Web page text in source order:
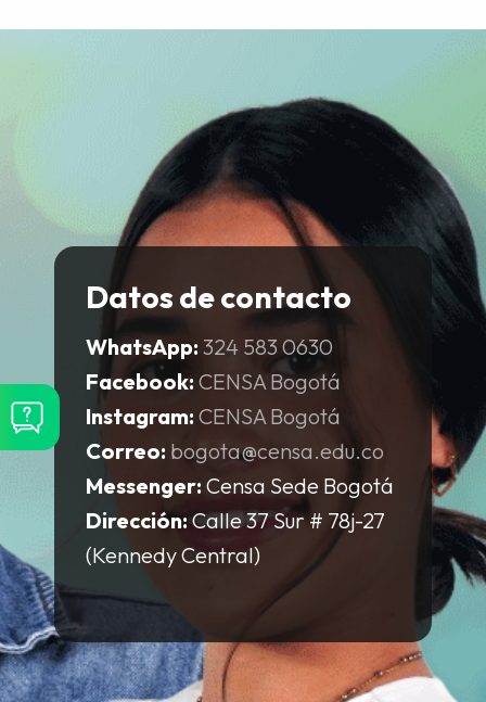
Datos de contacto
WhatsApp: 324 583 0630
Facebook:CENSA Bogotá
Instagram: CENSA Bogotá
Correo: bogota@censa.edu.co
Messenger: Censa Sede Bogotá
Dirección: Calle 37 Sur # 78j-27
(Kennedy Central)